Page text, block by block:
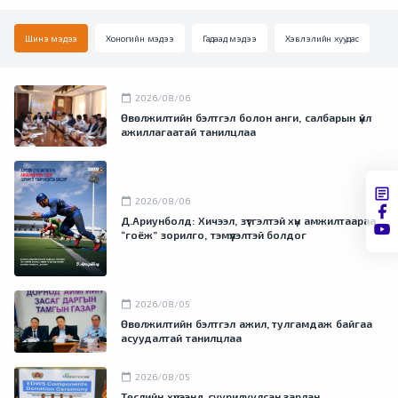
Шинэ мэдээ Хоногийн мэдээ Гадаад мэдээ Хэвлэлийн хуудас
calendar_today 2026/08/06
Өвөлжилтийн бэлтгэл болон анги, салбарын үйл
ажиллагаатай танилцлаа
calendar_today 2026/08/06
Д.Ариунболд: Хичээл, зүтгэлтэй хүн амжилтаараа
“гоёж” зорилго, тэмүүлэлтэй болдог
calendar_today 2026/08/05
Өвөлжилтийн бэлтгэл ажил, тулгамдаж байгаа
асуудалтай танилцлаа
calendar_today 2026/08/05